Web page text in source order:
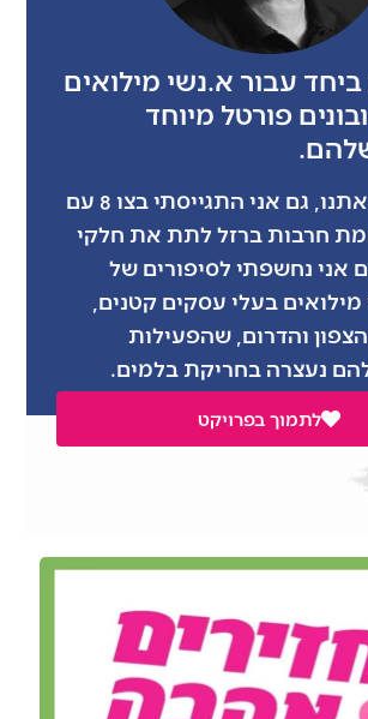
עבור א.נשי מילואים
פורטל מיוחד
כמו הרבה מאתנו, גם אני התגייסתי בצו 8 עם
חרבות ברזל לתת את חלקי
אני נחשפתי לסיפורים של
בעלי עסקים קטנים,
והדרום, שהפעילות
נעצרה בחריקת בלמים.
לתמוך בפרויקט